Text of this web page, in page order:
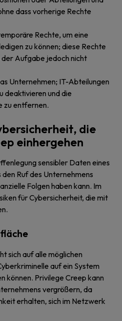
dass vorherige Rechte
Rechte, um eine
zu können; diese Rechte
der Aufgabe jedoch nicht
Unternehmen; IT-Abteilungen
deaktivieren und die
zu entfernen.
die
einhergehen
sensibler Daten eines
Ruf des Unternehmens
Folgen haben kann. Im
für Cybersicherheit, die mit
sich auf alle möglichen
auf ein System
können. Privilege Creep kann
vergrößern, da
erhalten, sich im Netzwerk